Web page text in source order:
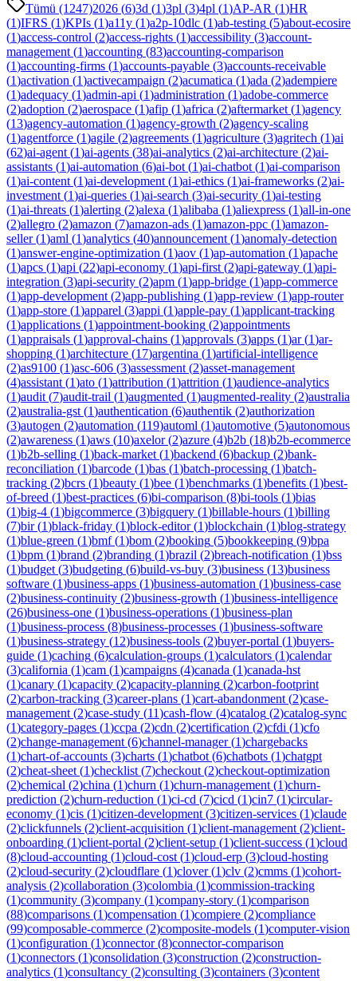
Tümü (1247)2026 (6)3d (1)3pl (3)4pl (1)AP-AR (1)HR
(1)IFRS (1)KPIs (1)a11y (1)a2p-10dlc (1)ab-testing (5)about-ecosire
(1)access-control (2)access-rights (1)accessibility (3)account-
management (1)accounting (83)accounting-comparison
(1)accounting-firms (1)accounts-payable (3)accounts-receivable
(1)activation (1)activecampaign (2)acumatica (1)ada (2)adempiere
(1)adequacy (1)admin-api (1)administration (1)adobe-commerce
(2)adoption (2)aerospace (1)afip (1)africa (2)aftermarket (1)agency
(13)agency-automation (1)agency-growth (2)agency-scaling
(1)agentforce (1)agile (2)agreements (1)agriculture (3)agritech (1)ai
(62)ai-agent (1)ai-agents (38)ai-analytics (2)ai-architecture (2)ai-
assistants (1)ai-automation (6)ai-bot (1)ai-chatbot (1)ai-comparison
(1)ai-content (1)ai-development (1)ai-ethics (1)ai-frameworks (2)ai-
investment (1)ai-queries (1)ai-search (3)ai-security (1)ai-testing
(1)ai-threats (1)alerting (2)alexa (1)alibaba (1)aliexpress (1)all-in-one
(2)allegro (2)amazon (7)amazon-ads (1)amazon-ppc (1)amazon-
seller(1)aml (1)analytics (40)announcement (1)anomaly-detection
(1)answer-engine-optimization (1)aov (1)ap-automation (1)apache
(1)apcs (1)api (22)api-economy (1)api-first (2)api-gateway (1)api-
integration (3)api-security (2)apm (1)app-bridge (1)app-commerce
(1)app-development (2)app-publishing (1)app-review (1)app-router
(1)app-store (1)apparel (3)appi (1)apple-pay (1)applicant-tracking
(1)applications (1)appointment-booking (2)appointments
(1)appraisals (1)approval-chains (1)approvals (3)apps (1)ar(1)ar-
shopping (1)architecture (17)argentina (1)artificial-intelligence
(2)as9100 (1)asc-606 (3)assessment (2)asset-management
(4)assistant (1)ato (1)attribution (1)attrition (1)audience-analytics
(1)audit (7)audit-trail (1)augmented (1)augmented-reality (2)australia
(2)australia-gst (1)authentication (6)authentik (2)authorization
(3)autogen (2)automation (119)automl (1)automotive (5)autonomous
(2)awareness (1)aws (10)axelor(2)azure (4)b2b (18)b2b-ecommerce
(1)b2b-selling (1)back-market (1)backend (6)backup (2)bank-
reconciliation (1)barcode (1)bas (1)batch-processing (1)batch-
tracking (2)bcrs (1)beauty (1)bee (1)benchmarks (1)benefits (1)best-
of-breed (1)best-practices (6)bi-comparison (8)bi-tools (1)bias
(1)big-4 (1)bigcommerce (3)bigquery (1)billable-hours (1)billing
(7)bir(1)black-friday (1)block-editor(1)blockchain (1)blog-strategy
(1)blue-green (1)bmf(1)bom (2)booking (5)bookkeeping (9)bpa
(1)bpm (1)brand (2)branding (1)brazil (2)breach-notification (1)bss
(1)budget (3)budgeting (6)build-vs-buy (3)business (13)business
software (1)business-apps (1)business-automation (1)business-case
(2)business-continuity (2)business-growth (1)business-intelligence
(26)business-one (1)business-operations (1)business-plan
(1)business-process (8)business-processes (1)business-software
(1)business-strategy (12)business-tools (2)buyer-portal (1)buyers-
guide (1)caching (6)calculation-groups (1)calculators (1)calendar
(3)california (1)cam (1)campaigns (4)canada (1)canada-hst
(1)canary (1)capacity (2)capacity-planning (2)carbon-footprint
(2)carbon-tracking (3)career-plans (1)cart-abandonment (2)case-
management (2)case-study (11)cash-flow (4)catalog (2)catalog-sync
(1)category-pages (1)ccpa (2)cdn (2)certification (2)cfdi (1)cfo
(2)change-management (6)channel-manager(1)chargebacks
(1)chart-of-accounts (3)charts (1)chatbot (6)chatbots (1)chatgpt
(2)cheat-sheet (1)checklist (7)checkout (2)checkout-optimization
(2)chemical (2)china (1)churn (1)churn-management (1)churn-
prediction (2)churn-reduction (1)ci-cd (7)cicd (1)cin7 (1)circular-
economy (1)cis (1)citizen-development (3)citizen-services (1)claude
(2)clickfunnels (2)client-acquisition (1)client-management (2)client-
onboarding (1)client-portal (2)client-setup (1)client-success (1)cloud
(8)cloud-accounting (1)cloud-cost (1)cloud-erp (3)cloud-hosting
(2)cloud-security (2)cloudflare (1)clover(1)clv (2)cmms (1)cohort-
analysis (2)collaboration (3)colombia (1)commission-tracking
(1)community (3)company (1)company-story (1)comparison
(88)comparisons (1)compensation (1)compiere (2)compliance
(99)composable-commerce (2)composite-models (1)computer-vision
(1)configuration (1)connector(8)connector-comparison
(1)connectors (1)consolidation (3)construction (2)construction-
analytics (1)consultancy (2)consulting (3)containers (3)content